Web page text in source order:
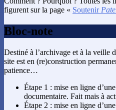
figurent sur la page « Soutenir
Bloc-note
Destiné à l’archivage et à la veille
site est en (re)construction
patience…
Étape 1 : mise en ligne
documentaire. Fait mais à
Étape 2 : mise en ligne